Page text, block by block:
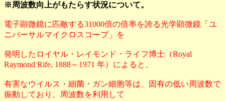
※周波数向上がもたらす状況について。
電子顕微鏡に匹敵する31000倍の倍率を誇る光学顕微鏡「ユ
ニバーサルマイクロスコープ」を
発明したロイヤル・レイモンド・ライフ博士（Royal
Raymond Rife, 1888～1971 年）によると、
有害なウイルス・細菌・ガン細胞等は、固有の低い周波数で
振動しており、周波数を利用して